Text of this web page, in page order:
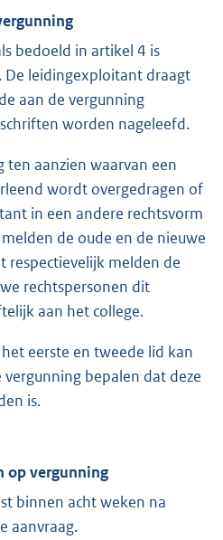
bedoeld in artikel 4 is
De leidingexploitant draagt
aan de vergunning
worden nageleefd.
ten aanzien waarvan een
wordt overgedragen of
in een andere rechtsvorm
de oude en de nieuwe
respectievelijk melden de
rechtspersonen dit
aan het college.
eerste en tweede lid kan
vergunning bepalen dat deze
is.
op vergunning
binnen acht weken na
aanvraag.